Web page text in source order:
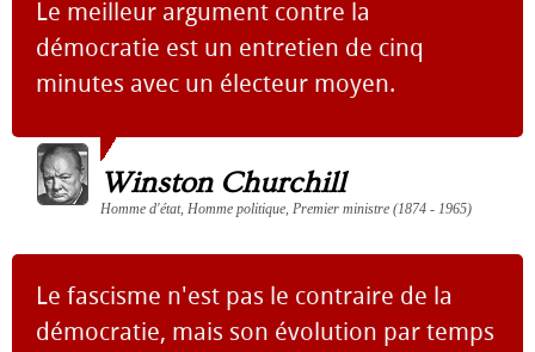
Le meilleur argument contre la
démocratie est un entretien de cinq
minutes avec un électeur moyen.
Winston Churchill
Homme d'état, Homme politique, Premier ministre (1874 - 1965)
Le fascisme n'est pas le contraire de la
démocratie, mais son évolution par temps